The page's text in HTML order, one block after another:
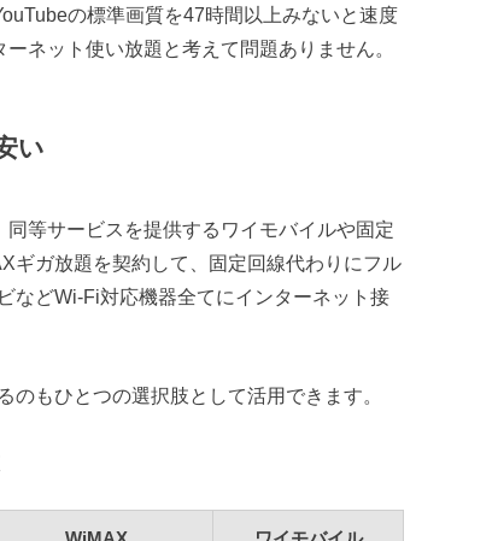
の標準画質を47時間以上みないと速度
ネット使い放題と考えて問題ありません。
い
等サービスを提供するワイモバイルや固定
ギガ放題を契約して、固定回線代わりにフル
などWi-Fi対応機器全てにインターネット接
もひとつの選択肢として活用できます。